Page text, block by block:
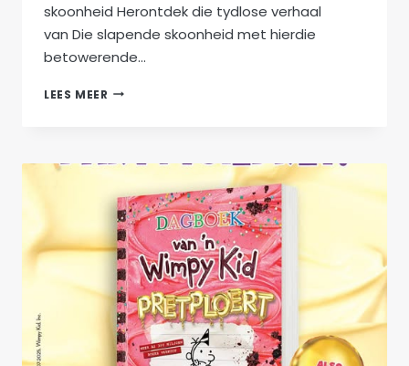
skoonheid Herontdek die tydlose verhaal
van Die slapende skoonheid met hierdie
betowerende…
LEES MEER FEBRUARIE
DIE